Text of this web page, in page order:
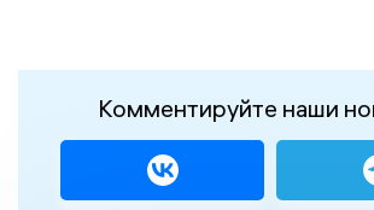
Комментируйте наши